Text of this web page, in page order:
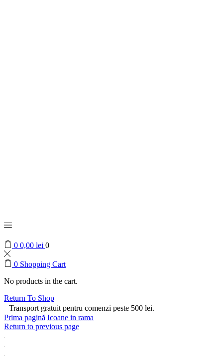
0 0,00 lei 0
0 Shopping Cart
No products in the cart.
Return To Shop
Transport gratuit pentru comenzi peste 500 lei.
Prima pagină Icoane in rama
Return to previous page